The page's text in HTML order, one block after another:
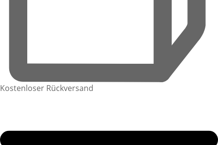
Kostenloser Rückversand